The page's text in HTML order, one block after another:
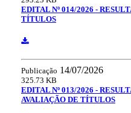
EDITAL Nº 014/2026 -
TÍTULOS
Publicação 14/07/2026
325.73 KB
EDITAL Nº 013/2026 -
AVALIAÇÃO DE TÍTULOS